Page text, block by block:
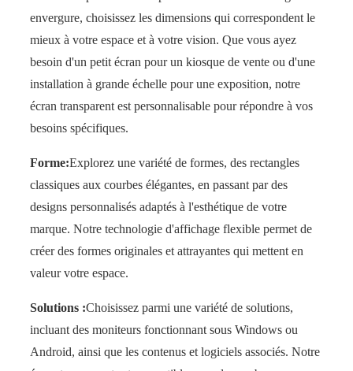
envergure, choisissez les dimensions qui correspondent le
mieux à votre espace et à votre vision. Que vous ayez
besoin d'un petit écran pour un kiosque de vente ou d'une
installation à grande échelle pour une exposition, notre
écran transparent est personnalisable pour répondre à vos
besoins spécifiques.
Forme:Explorez une variété de formes, des rectangles
classiques aux courbes élégantes, en passant par des
designs personnalisés adaptés à l'esthétique de votre
marque. Notre technologie d'affichage flexible permet de
créer des formes originales et attrayantes qui mettent en
valeur votre espace.
Solutions :Choisissez parmi une variété de solutions,
incluant des moniteurs fonctionnant sous Windows ou
Android, ainsi que les contenus et logiciels associés. Notre